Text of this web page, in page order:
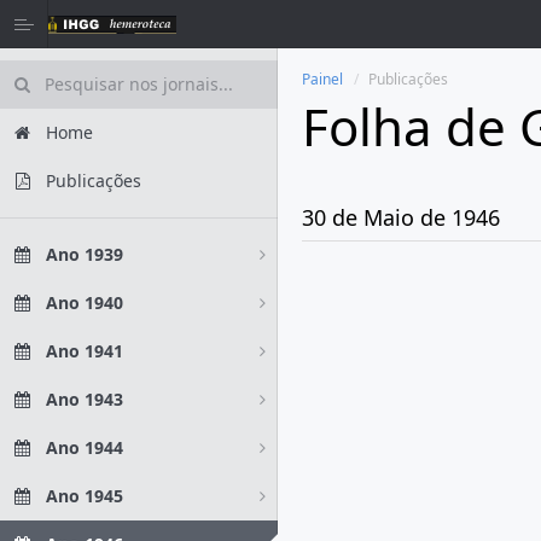
Home
Publicações
Ano 1939
Ano 1940
Ano 1941
Ano 1943
Ano 1944
Ano 1945
Painel Publicações
Folha de
30 de Maio de 1946